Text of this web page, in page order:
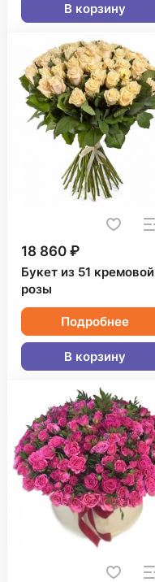
В корзину
18 860 ₽
Букет из 51 кремовой
розы
Подробнее
В корзину